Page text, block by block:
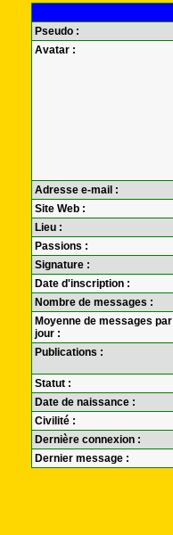
Pseudo :
Avatar :
Adresse e-mail :
Site Web :
Lieu :
Passions :
Signature :
Date d'inscription :
Nombre de messages :
Moyenne de messages par
jour :
Publications :
Statut :
Date de naissance :
Civilité :
Dernière connexion :
Dernier message :